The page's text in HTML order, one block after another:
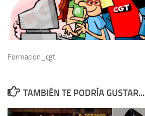
Formacion_cgt
TAMBIÉN TE PODRÍA GUSTAR...